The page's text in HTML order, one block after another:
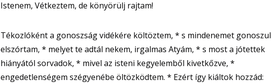
Istenem, Vétkeztem, de könyörülj rajtam!
Tékozlóként a gonoszság vidékére költöztem, * s mindenemet gonoszul
elszórtam, * melyet te adtál nekem, irgalmas Atyám, * s most a jótettek
hiányától sorvadok, * mivel az isteni kegyelemből kivetkőzve, *
engedetlenségem szégyenébe öltözködtem. * Ezért így kiáltok hozzád: